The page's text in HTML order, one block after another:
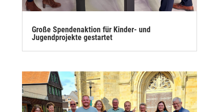
Große Spendenaktion für Kinder- und
Jugendprojekte gestartet